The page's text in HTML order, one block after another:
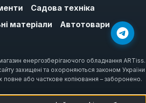
Садова техніка
матеріали
Автотовари
енергозберігаючого обладнання ARTiss.
захищені та охороняються законом України
повне або часткове копіювання – заборонено.